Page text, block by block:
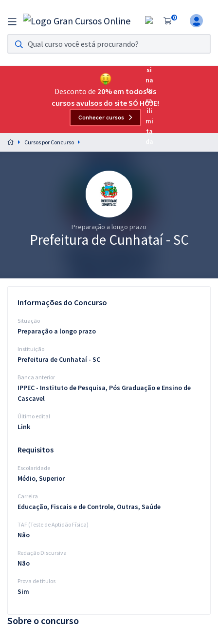
0
Assinatura Ilimitada 11
Acesso a todos os cursos. Teste grátis por 7 dias!
Assinatura OAB Até Passar
Acesso ilimitado a toda preparação para o Exame da
Preparação completa e intensiva para as principais
residências em saúde do Brasil
Graduação
Questões grátis
Blog
Aprovados
Desconto de 20% em todos os
cursos avulsos do site SÓ HOJE!
Conhecer cursos
Cursos por Concurso
Preparação a longo prazo
Prefeitura de Cunhataí - SC
Sobre o concurso
Informações do Concurso
Situação
Preparação a longo prazo
Instituição
Prefeitura de Cunhataí - SC
Banca anterior
IPPEC - Instituto de Pesquisa, Pós Graduação e Ensino de
Cascavel
Último edital
Link
Requisitos
Escolaridade
Médio, Superior
Carreira
Educação, Fiscais e de Controle, Outras, Saúde
TAF (Teste de Aptidão Física)
Não
Redação Discursiva
Não
Prova de títulos
Sim